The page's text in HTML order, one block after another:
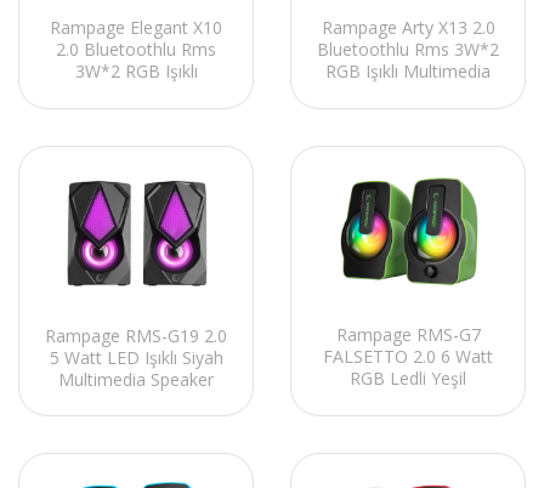
Rampage Elegant X10
2.0 Bluetoothlu Rms
3W*2 RGB Işıklı
45dB Gaming Oyuncu
Rampage Arty X13 2.0
Bluetoothlu Rms 3W*2
RGB Işıklı Multimedia
Oyuncu Speaker
Rampage RMS-G19 2.0
5 Watt LED Işıklı Siyah
Multimedia Speaker
Rampage RMS-G7
FALSETTO 2.0 6 Watt
RGB Ledli Yeşil
USB Speaker